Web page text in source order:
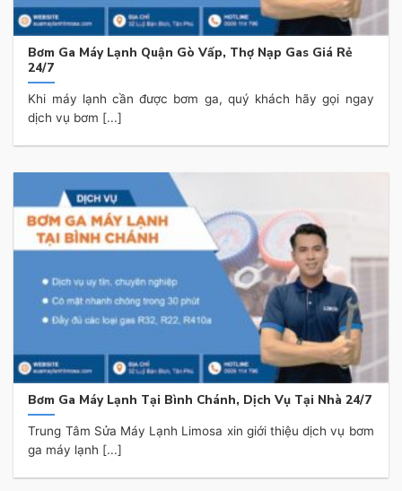
Bơm Ga Máy Lạnh Quận Gò Vấp, Thợ Nạp Gas Giá Rẻ
24/7
Khi máy lạnh cần được bơm ga, quý khách hãy gọi ngay
dịch vụ bơm [...]
Bơm Ga Máy Lạnh Tại Bình Chánh, Dịch Vụ Tại Nhà 24/7
Trung Tâm Sửa Máy Lạnh Limosa xin giới thiệu dịch vụ bơm
ga máy lạnh [...]